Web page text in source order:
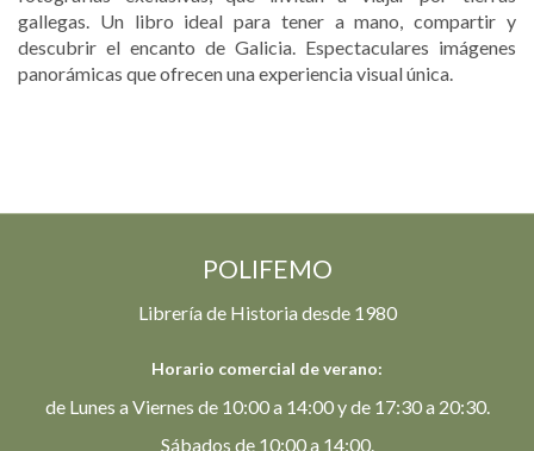
gallegas. Un libro ideal para tener a mano, compartir y
descubrir el encanto de Galicia. Espectaculares imágenes
panorámicas que ofrecen una experiencia visual única.
POLIFEMO
Librería de Historia desde 1980
Horario comercial de verano:
de Lunes a Viernes de 10:00 a 14:00 y de 17:30 a 20:30.
Sábados de 10:00 a 14:00.